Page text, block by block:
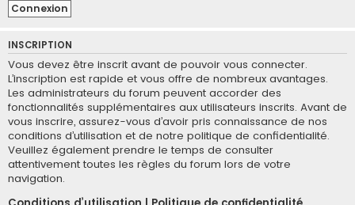
INSCRIPTION
Vous devez être inscrit avant de pouvoir vous connecter.
L’inscription est rapide et vous offre de nombreux avantages.
Les administrateurs du forum peuvent accorder des
fonctionnalités supplémentaires aux utilisateurs inscrits. Avant de
vous inscrire, assurez-vous d’avoir pris connaissance de nos
conditions d’utilisation et de notre politique de confidentialité.
Veuillez également prendre le temps de consulter
attentivement toutes les règles du forum lors de votre
navigation.